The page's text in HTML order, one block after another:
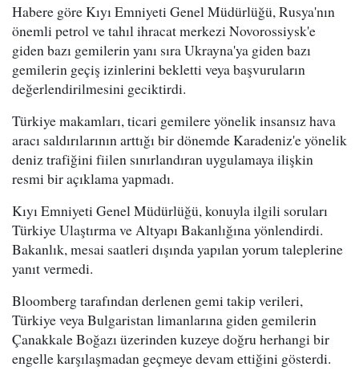
Habere göre Kıyı Emniyeti Genel Müdürlüğü, Rusya'nın
önemli petrol ve tahıl ihracat merkezi Novorossiysk'e
giden bazı gemilerin yanı sıra Ukrayna'ya giden bazı
gemilerin geçiş izinlerini bekletti veya başvuruların
değerlendirilmesini geciktirdi.
Türkiye makamları, ticari gemilere yönelik insansız hava
aracı saldırılarının arttığı bir dönemde Karadeniz'e yönelik
deniz trafiğini fiilen sınırlandıran uygulamaya ilişkin
resmi bir açıklama yapmadı.
Kıyı Emniyeti Genel Müdürlüğü, konuyla ilgili soruları
Türkiye Ulaştırma ve Altyapı Bakanlığına yönlendirdi.
Bakanlık, mesai saatleri dışında yapılan yorum taleplerine
yanıt vermedi.
Bloomberg tarafından derlenen gemi takip verileri,
Türkiye veya Bulgaristan limanlarına giden gemilerin
Çanakkale Boğazı üzerinden kuzeye doğru herhangi bir
engelle karşılaşmadan geçmeye devam ettiğini gösterdi.